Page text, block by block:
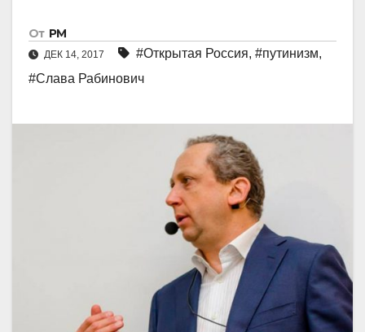
От РМ
ДЕК 14, 2017 #Открытая Россия, #путинизм,
#Слава Рабинович